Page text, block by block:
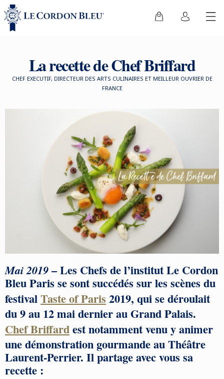
La recette de Chef Briffard
CHEF EXECUTIF, DIRECTEUR DES ARTS CULINAIRES ET MEILLEUR OUVRIER DE
FRANCE
Mai 2019– Les Chefs de l’institut Le Cordon
Bleu Paris se sont succédés sur les scènes du
festivalTaste of Paris 2019, qui se déroulait
du 9 au 12 mai dernier au Grand Palais.
Chef Briffardest notamment venu y animer
une démonstration gourmande au Théâtre
Laurent-Perrier. Il partage avec vous sa
recette :